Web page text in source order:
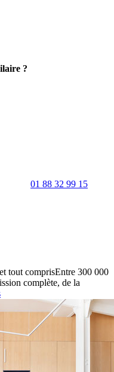
?
01 88 32 99 15
tout comprisEntre 300 000
complète, de la